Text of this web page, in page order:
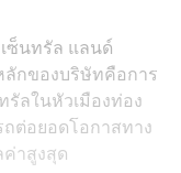
ซ็นทรัล แลนด์
ลักของบริษัทคือการ
ลในหัวเมืองท่อง
ต่อยอดโอกาสทาง
าสูงสุด